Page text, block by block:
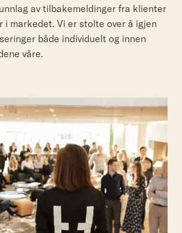
av tilbakemeldinger fra klienter
i markedet. Vi er stolte over å igjen
både individuelt og innen
våre.